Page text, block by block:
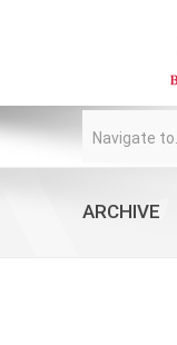
Navigate to...
ARCHIVE